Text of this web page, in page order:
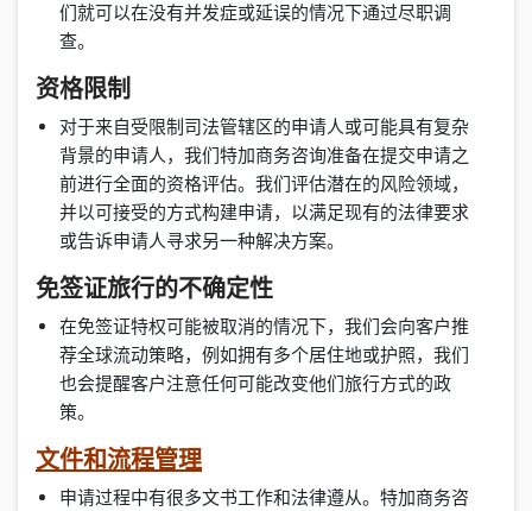
们就可以在没有并发症或延误的情况下通过尽职调
查。
资格限制
对于来自受限制司法管辖区的申请人或可能具有复杂
背景的申请人，我们特加商务咨询准备在提交申请之
前进行全面的资格评估。我们评估潜在的风险领域，
并以可接受的方式构建申请，以满足现有的法律要求
或告诉申请人寻求另一种解决方案。
免签证旅行的不确定性
在免签证特权可能被取消的情况下，我们会向客户推
荐全球流动策略，例如拥有多个居住地或护照，我们
也会提醒客户注意任何可能改变他们旅行方式的政
策。
文件和流程管理
申请过程中有很多文书工作和法律遵从。特加商务咨